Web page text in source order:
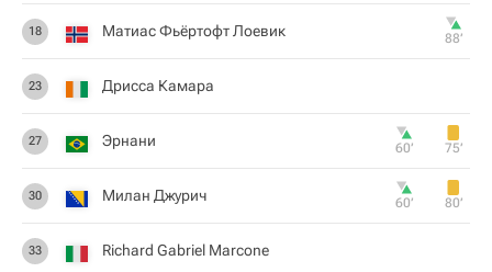
18 Матиас Фьёртофт Лоевик 88‎’‎
23 Дрисса Камара
27 Эрнани 60‎’‎ 75‎’‎
30 Милан Джурич 60‎’‎ 80‎’‎
33 Richard Gabriel Marcone